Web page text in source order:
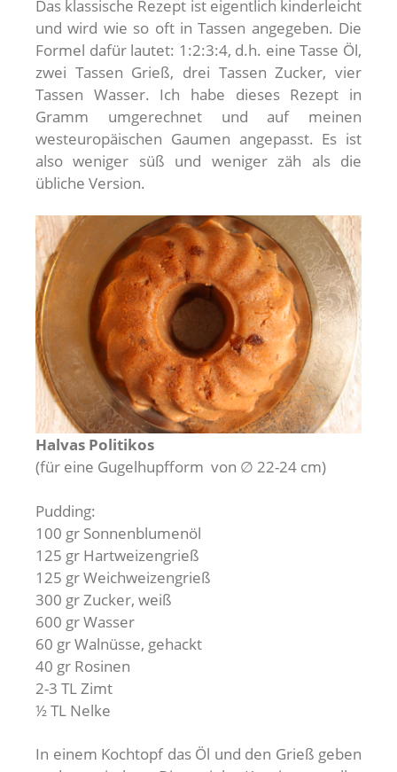
Das klassische Rezept ist eigentlich kinderleicht
und wird wie so oft in Tassen angegeben. Die
Formel dafür lautet: 1:2:3:4, d.h. eine Tasse Öl,
zwei Tassen Grieß, drei Tassen Zucker, vier
Tassen Wasser. Ich habe dieses Rezept in
Gramm umgerechnet und auf meinen
westeuropäischen Gaumen angepasst. Es ist
also weniger süß und weniger zäh als die
übliche Version.
Halvas Politikos
(für eine Gugelhupfform von ∅ 22-24 cm)
Pudding:
100 gr Sonnenblumenöl
125 gr Hartweizengrieß
125 gr Weichweizengrieß
300 gr Zucker, weiß
600 gr Wasser
60 gr Walnüsse, gehackt
40 gr Rosinen
2-3 TL Zimt
½ TL Nelke
In einem Kochtopf das Öl und den Grieß geben